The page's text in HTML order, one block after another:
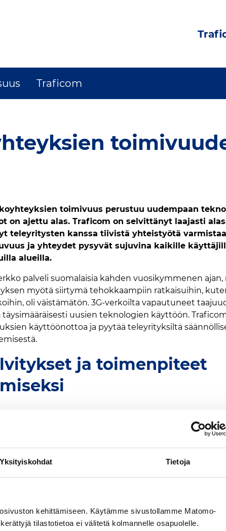
Yksityiskohdat Tietoja
kehittämiseen. Käytämme sivustollamme Matomo-
tilastotietoa ei välitetä kolmannelle osapuolelle.
Traficom
toimivuus perustuu uudempaan
on ajettu alas. Traficom on selvittänyt laajasti
teleyritysten kanssa tiivistä yhteistyötä
ja yhteydet pysyvät sujuvina kaikille
alueilla.
palveli suomalaisia kahden vuosikymmenen
myötä siirtymä tehokkaampiin ratkaisuihin,
oli väistämätön. 3G-verkoilta vapautuneet
täysimääräisesti uusien teknologien käyttöön.
käyttöönottoa ja pyytää teleyrityksiltä
ja toimenpiteet
yhteistyössä teleyritysten kanssa. Selvityksissä
ratkaisemiseen. Paikallisia ongelmia
avulla.
ratkaisemaan paikallisesti. Samalla olemme
teleyritysten ja muiden toimijoiden kanssa